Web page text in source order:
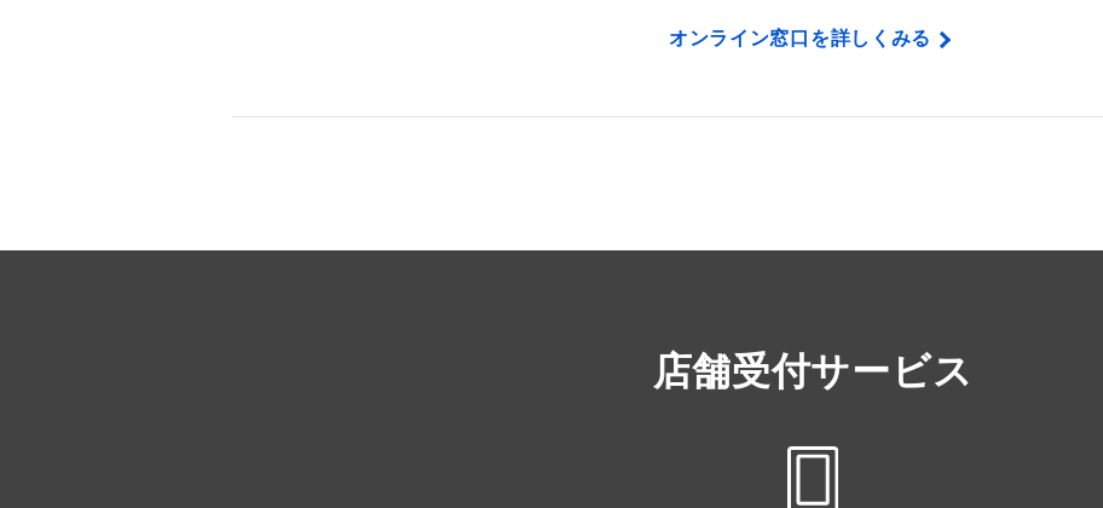
オンライン窓口を詳しくみる
店舗受付サービス